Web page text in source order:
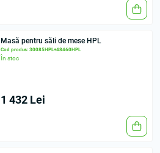
Masă pentru săli de mese HPL
Cod produs: 30085HPL+48460HPL
În stoc
1 432 Lei